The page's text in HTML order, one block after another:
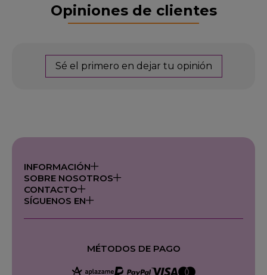
Opiniones de clientes
Sé el primero en dejar tu opinión
INFORMACIÓN
SOBRE NOSOTROS
CONTACTO
SÍGUENOS EN
MÉTODOS DE PAGO